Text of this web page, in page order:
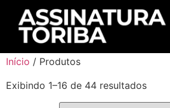
Início / Produtos
Exibindo 1–16 de 44 resultados